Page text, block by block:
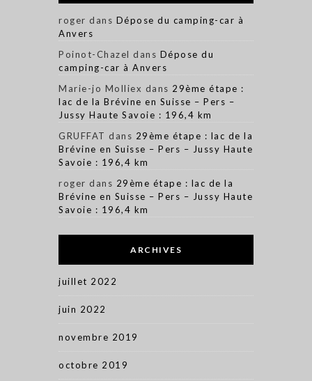
roger dans Dépose du camping-car à
Anvers
Poinot-Chazel dans Dépose du
camping-car à Anvers
Marie-jo Molliex dans 29ème étape :
lac de la Brévine en Suisse – Pers –
Jussy Haute Savoie : 196,4 km
GRUFFAT dans 29ème étape : lac de la
Brévine en Suisse – Pers – Jussy Haute
Savoie : 196,4 km
roger dans 29ème étape : lac de la
Brévine en Suisse – Pers – Jussy Haute
Savoie : 196,4 km
ARCHIVES
juillet 2022
juin 2022
novembre 2019
octobre 2019